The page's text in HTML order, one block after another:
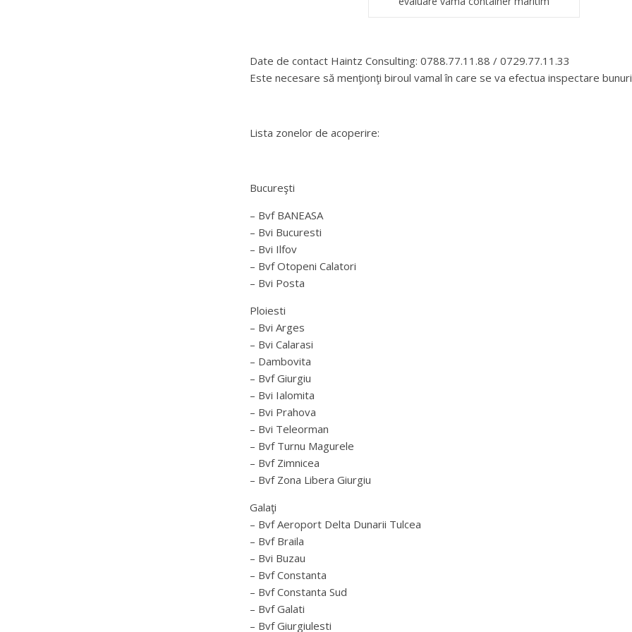
Date de contact Haintz Consulting: 0788.77.11.88 / 0729.77.11.33
Este necesare să menţionţi biroul vamal în care se va efectua inspectare
Lista zonelor de acoperire:
Bucureşti
– Bvf BANEASA
– Bvi Bucuresti
– Bvi Ilfov
– Bvf Otopeni Calatori
– Bvi Posta
Ploiesti
– Bvi Arges
– Bvi Calarasi
– Dambovita
– Bvf Giurgiu
– Bvi Ialomita
– Bvi Prahova
– Bvi Teleorman
– Bvf Turnu Magurele
– Bvf Zimnicea
– Bvf Zona Libera Giurgiu
Galaţi
– Bvf Aeroport Delta Dunarii Tulcea
– Bvf Braila
– Bvi Buzau
– Bvf Constanta
– Bvf Constanta Sud
– Bvf Galati
– Bvf Giurgiulesti